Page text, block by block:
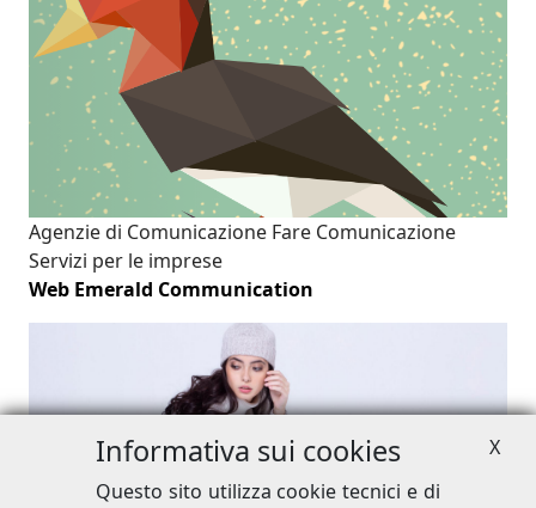
Agenzie di Comunicazione Fare Comunicazione
Servizi per le imprese
Web Emerald Communication
X
Informativa sui cookies
Questo sito utilizza cookie tecnici e di